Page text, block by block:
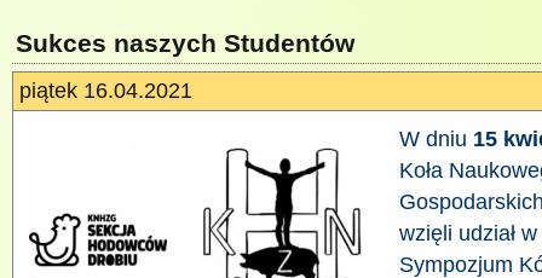
Sukces naszych Studentów
piątek 16.04.2021
W dniu 15
Koła
wzięli udział
Sympozjum